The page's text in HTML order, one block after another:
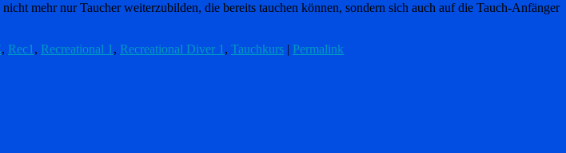
mehr nur Taucher weiterzubilden, die bereits tauchen können, sondern sich auch auf die Tauch-Anfänger
, Rec1 , Recreational 1 , Recreational Diver 1 , Tauchkurs | Permalink